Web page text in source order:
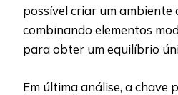
possível criar um ambiente
combinando elementos
para obter um equilíbrio
Em última análise, a chave